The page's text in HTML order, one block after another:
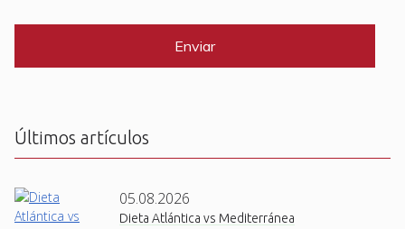
C
Últimos artículos
05.08.2026
Dieta Atlántica vs Mediterránea